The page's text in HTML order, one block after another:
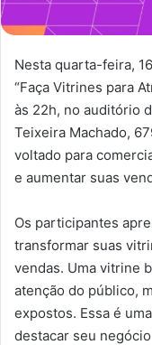
Nesta quarta-feira,
“Faça Vitrines para
às 22h, no auditório
Teixeira Machado,
voltado para
e aumentar suas
Os participantes
transformar suas
vendas. Uma vitrine
atenção do público,
expostos. Essa é
destacar seu